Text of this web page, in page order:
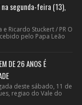
na segunda-feira (13),
Ricardo Stuckert / PR O
pelo Papa Leão
DE 26 ANOS É
deste sábado, 11 de
regiao do Vale do